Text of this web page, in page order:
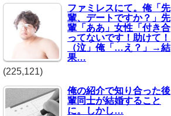
ファミレスにて。俺「先
輩、デートですか？」先
輩「ああ」女性「付き合
ってないです！助けて！
（泣」俺「…え？」→結
果…
(225,121)
俺の紹介で知り合った後
輩同士が結婚すること
に。しかし…